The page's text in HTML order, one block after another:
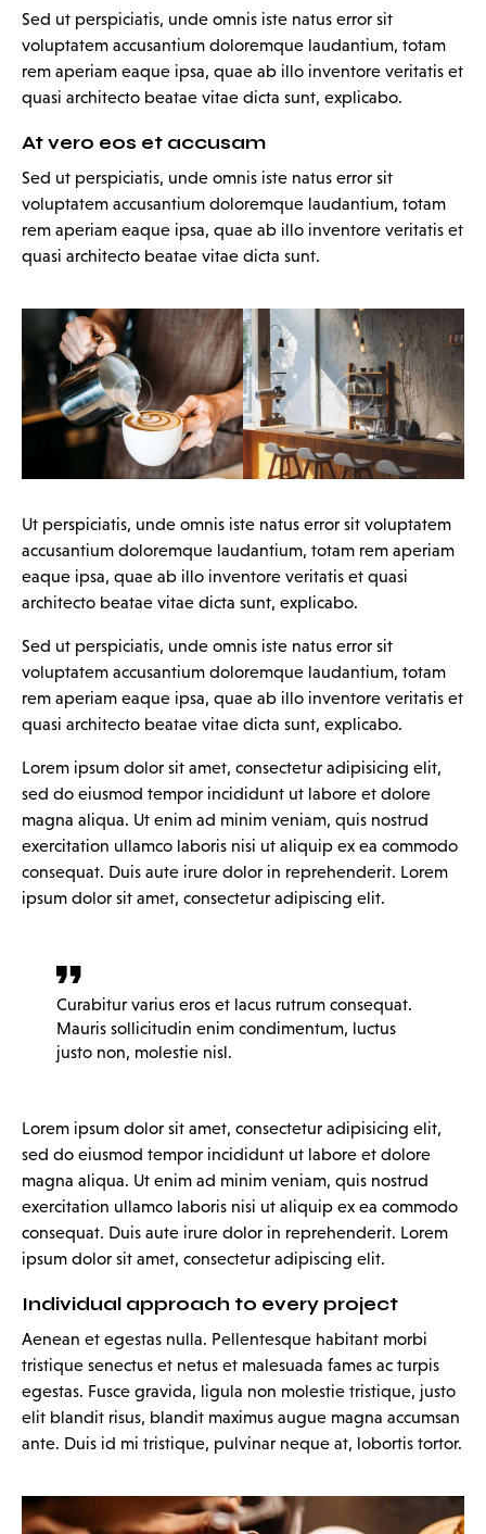
Sed ut perspiciatis, unde omnis iste natus error sit
voluptatem accusantium doloremque laudantium, totam
rem aperiam eaque ipsa, quae ab illo inventore veritatis et
quasi architecto beatae vitae dicta sunt, explicabo.
At vero eos et accusam
Sed ut perspiciatis, unde omnis iste natus error sit
voluptatem accusantium doloremque laudantium, totam
rem aperiam eaque ipsa, quae ab illo inventore veritatis et
quasi architecto beatae vitae dicta sunt.
Ut perspiciatis, unde omnis iste natus error sit voluptatem
accusantium doloremque laudantium, totam rem aperiam
eaque ipsa, quae ab illo inventore veritatis et quasi
architecto beatae vitae dicta sunt, explicabo.
Sed ut perspiciatis, unde omnis iste natus error sit
voluptatem accusantium doloremque laudantium, totam
rem aperiam eaque ipsa, quae ab illo inventore veritatis et
quasi architecto beatae vitae dicta sunt, explicabo.
Lorem ipsum dolor sit amet, consectetur adipisicing elit,
sed do eiusmod tempor incididunt ut labore et dolore
magna aliqua. Ut enim ad minim veniam, quis nostrud
exercitation ullamco laboris nisi ut aliquip ex ea commodo
consequat. Duis aute irure dolor in reprehenderit. Lorem
ipsum dolor sit amet, consectetur adipiscing elit.
Curabitur varius eros et lacus rutrum consequat.
Mauris sollicitudin enim condimentum, luctus
justo non, molestie nisl.
Lorem ipsum dolor sit amet, consectetur adipisicing elit,
sed do eiusmod tempor incididunt ut labore et dolore
magna aliqua. Ut enim ad minim veniam, quis nostrud
exercitation ullamco laboris nisi ut aliquip ex ea commodo
consequat. Duis aute irure dolor in reprehenderit. Lorem
ipsum dolor sit amet, consectetur adipiscing elit.
Individual approach to every project
Aenean et egestas nulla. Pellentesque habitant morbi
tristique senectus et netus et malesuada fames ac turpis
egestas. Fusce gravida, ligula non molestie tristique, justo
elit blandit risus, blandit maximus augue magna accumsan
ante. Duis id mi tristique, pulvinar neque at, lobortis tortor.